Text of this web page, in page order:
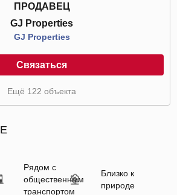
ПРОДАВЕЦ
GJ Properties
GJ Properties
Связаться
Ещё 122 объекта
Рядом с
общественным
транспортом
Близко к
природе